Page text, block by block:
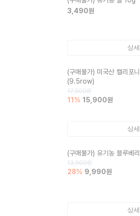
3,490원
상
(구매불가) 미국산 캘리포
(9.5row)
17,900원
11 % 15,900원
상
(구매불가) 유기농 블루베
13,900원
28% 9,990원
상